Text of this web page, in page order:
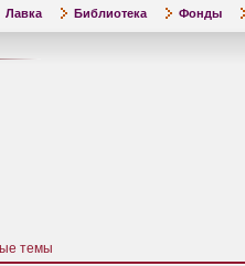
Лавка Библиотека Фонды
темы